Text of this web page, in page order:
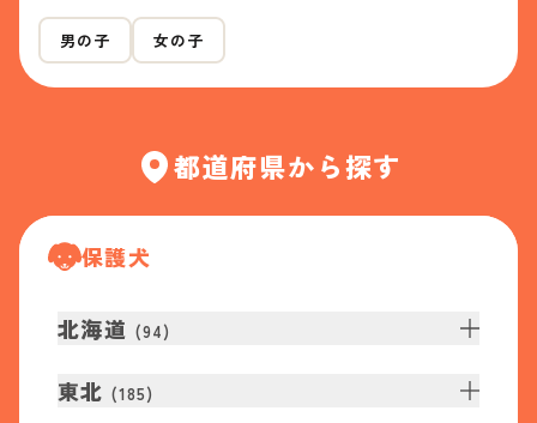
男の子 女の子
都道府県から探す
保護犬
北海道 (94)
東北 (185)